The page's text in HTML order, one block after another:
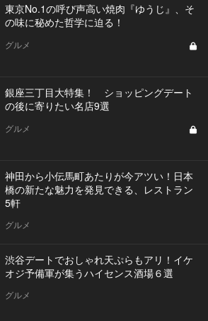
東京No.1の呼び声高い焼肉『ゆうじ』、そ
の味に秘めた哲学に迫る！
グルメ
銀座三丁目大特集！ ショッピングデート
の後に寄りたい名店9選
グルメ
神田から小伝馬町あたりが今アツい！日本
橋の新たな魅力を発見できる、レストラン
5軒
グルメ
渋谷デートでおしゃれ天ぷらもアリ！イケ
オジ予備軍が集うハイセンス酒場６選
グルメ